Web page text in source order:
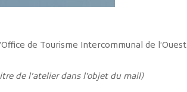
de Tourisme Intercommunal de l’Ouest
de l’atelier dans l’objet du mail)